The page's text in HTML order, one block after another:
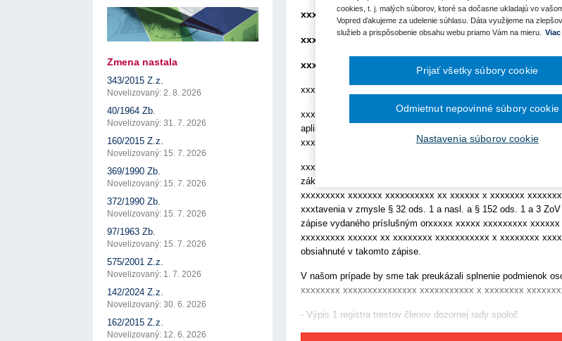
Týždenný súhrn výstupov ÚVO za 27. týždeň
17. 7. 2026
Úrad pre verejné obstarávanie
Zelené obstarávanie naráža na bariéry aj obavy
Predseda ÚVO prehodnotil rozhodnutia týkajúce sa
konfliktu záujmov
8. 7. 2026
prezentáciu kultúr...
22. 1. 2026
Otvorenie výzvy na predkladanie žiadostí o dotácie
Výzva na poskytnutie služieb pre zhotovenie analýzy
Tretia výzva v Interreg Programe dunajského
regiónu oficiálne vyhlá...
December 2024
November 2024
Október 2024
Júl 2024
Máj 2024
Apríl 2024
Marec 2024
Január 2024
Október 2023
September 2023
xxxxxxxxxxxxxxx
xxxxxxxxx xxxxxxxxxx
xxxxx xxx xxxxxxx xxxxxxxxxxxx
xxxxxxxxxxx xxxxxxxxxx
xxxxxxxxxxxxx xxxxxx xx xxx xxxxxxxxxx xxx xx xxrátili na
aplikácii zákona č. 343/2015 Z.z. o verejnom obstarávaní a
xxxxxxxxx xxxxxx xxx xxxxxx x xxxxxxxx xxxxxxxxxxxxxx
xxxxxxxx xxxx xxxxxxxxx xxxxx xxxx xxxxxxx xxxxxx xx xx3/
zákonov (ďalej len „ZoV“), máme za to, že v prípade, ak sa
xxxxxxxxx xxxxxxx xxxxxxxxxx xx xxxxxx x xxxxxxx
xxxtavenia v zmysle § 32 ods. 1 a nasl. a § 152 ods. 1 a 3
zápise vydaného príslušným orxxxxx xxxxx xxxxxxxxx
xxxxxxxxx xxxxxx xx xxxxxxxx xxxxxxxxxxx x xxxxxxxx
obsiahnuté v takomto zápise.
V našom prípade by sme tak preukázali splnenie podmienok
xxxxxxxx xxxxxxxxxxxxxxx xxxxxxxxxxx x xxxxxxxx
- Výpis 1 registra trestov členov dozornej rady spoloč
Zmena nastala
343/2015 Z.z.
Novelizovaný: 2. 8. 2026
40/1964 Zb.
Novelizovaný: 31. 7. 2026
160/2015 Z.z.
Novelizovaný: 15. 7. 2026
369/1990 Zb.
Novelizovaný: 15. 7. 2026
372/1990 Zb.
Novelizovaný: 15. 7. 2026
97/1963 Zb.
Novelizovaný: 15. 7. 2026
575/2001 Z.z.
Novelizovaný: 1. 7. 2026
142/2024 Z.z.
Novelizovaný: 30. 6. 2026
162/2015 Z.z.
Novelizovaný: 12. 6. 2026
cookies, t. j. malých súborov, ktoré sa dočasne ukladajú vo
Vopred ďakujeme za udelenie súhlasu. Dáta využijeme na
služieb a prispôsobenie obsahu webu priamo Vám na mieru.
Nastavenia súborov cookie
Odmietnut nepovinné súbory cookie
Prijať všetky súbory cookie